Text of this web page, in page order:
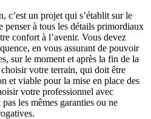
c’est un projet qui s’établit sur le
à tous les détails primordiaux
confort à l’avenir. Vous devez
en vous assurant de pouvoir
sur le moment et après la fin de la
votre terrain, qui doit être
et viable pour la mise en place des
votre professionnel avec
les mêmes garanties ou ne